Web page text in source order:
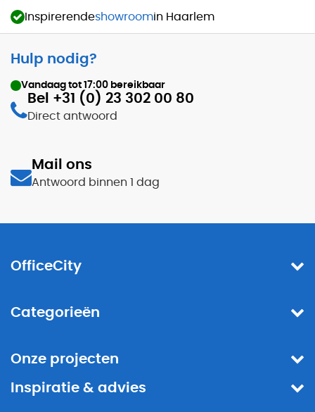
Inspirerendeshowroomin Haarlem
Hulp nodig?
Vandaag tot 17:00 bereikbaar
Bel +31 (0) 23 302 00 80
Direct antwoord
Mail ons
Antwoord binnen 1 dag
OfficeCity
Categorieën
Onze projecten
Inspiratie & advies